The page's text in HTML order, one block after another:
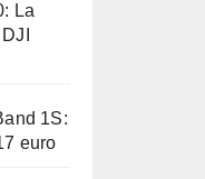
La
1S:
euro